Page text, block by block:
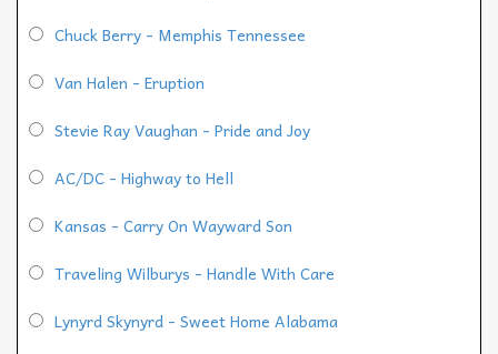
Chuck Berry - Memphis Tennessee
Van Halen - Eruption
Stevie Ray Vaughan - Pride and Joy
AC/DC - Highway to Hell
Kansas - Carry On Wayward Son
Traveling Wilburys - Handle With Care
Lynyrd Skynyrd - Sweet Home Alabama